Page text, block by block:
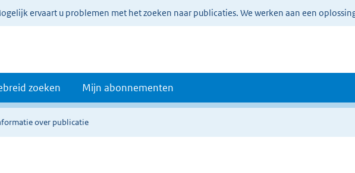
ervaart u problemen met het zoeken naar publicaties. We werken aan een
zoeken Mijn abonnementen
over publicatie